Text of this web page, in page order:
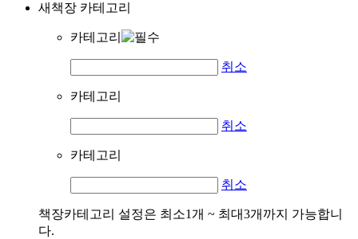
새책장 카테고리
카테고리
취소
카테고리
취소
카테고리
취소
책장카테고리 설정은 최소1개 ~ 최대3개까지 가능합니
다.